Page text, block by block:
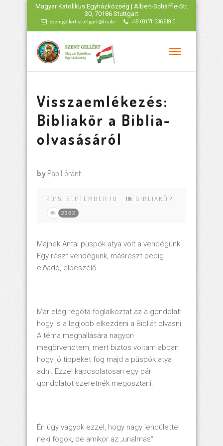
Magyar Katolikus Egyházközség | Albert-Schäffle-Str.
30, 70186 Stuttgart
szentgellert.stuttgart@drs.de +49 (0) 711 236 919 0
Visszaemlékezés:
Bibliakör a Biblia-
olvasásáról
by Pap Lóránt
2015. SEPTEMBER 10 IN BIBLIAKÖR
2362
Majnek Antal püspök atya volt a vendégünk.
Egy részt vendégünk, másrészt pedig
előadó, elbeszélő.
Már elég régóta foglalkoztat az a gondolat:
hogy is a legjobb elkezdeni a Bibliát olvasni.
A téma meghallására nagyon
megörvendtem, mert biztos voltam abban
hogy jó tippeket fog majd a püspök atya
adni. Ezzel kapcsolatosan egy pár
gondolatot szeretnék megosztani.
Én úgy vagyok ezzel, hogy nagy lendülettel
neki fogok, de amikor az „unalmas“